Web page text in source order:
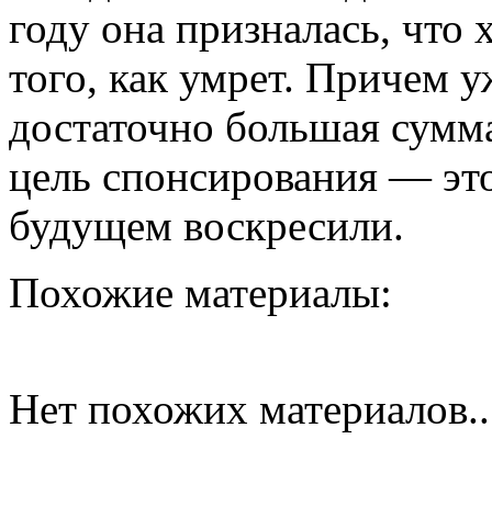
году она призналась,
того, как умрет. Причем
достаточно большая
цель спонсирования —
будущем воскресили.
Похожие материалы:
Нет похожих